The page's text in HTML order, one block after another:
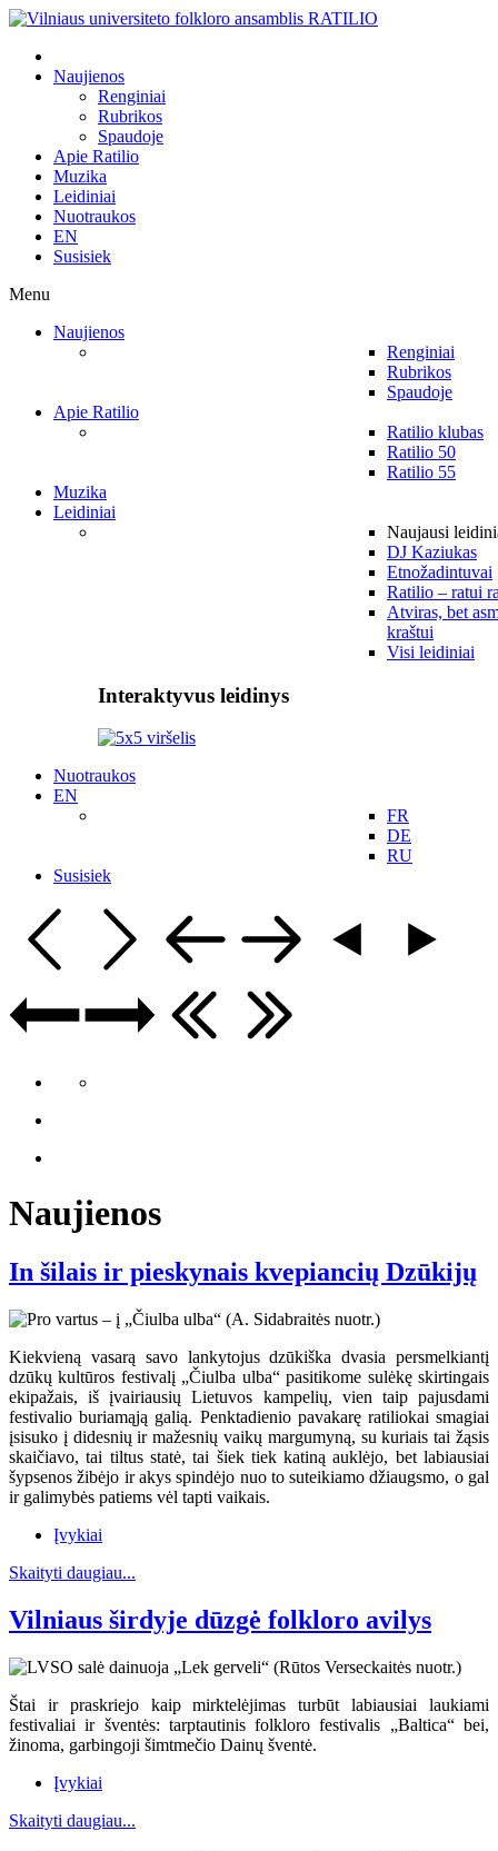
Naujienos
Renginiai
Rubrikos
Spaudoje
Apie Ratilio
Muzika
Leidiniai
Nuotraukos
EN
Susisiek
Menu
Naujienos
Renginiai
Rubrikos
Spaudoje
Apie Ratilio
Ratilio klubas
Ratilio 50
Ratilio 55
Muzika
Leidiniai
Naujausi
DJ Kaziukas
Etnožadintuvai
Ratilio – ratui
Atviras, bet
kraštui
Visi leidiniai
Interaktyvus leidinys
Nuotraukos
EN
FR
DE
RU
Susisiek
Naujienos
In šilais ir pieskynais kvepiancių Dzūkijų
Kiekvieną vasarą savo lankytojus dzūkiška dvasia persmelkiantį
dzūkų kultūros festivalį „Čiulba ulba“ pasitikome sulėkę skirtingais
ekipažais, iš įvairiausių Lietuvos kampelių, vien taip pajusdami
festivalio buriamąją galią. Penktadienio pavakarę ratiliokai smagiai
įsisuko į didesnių ir mažesnių vaikų margumyną, su kuriais tai žąsis
skaičiavo, tai tiltus statė, tai šiek tiek katiną auklėjo, bet labiausiai
šypsenos žibėjo ir akys spindėjo nuo to suteikiamo džiaugsmo, o gal
ir galimybės patiems vėl tapti vaikais.
Įvykiai
Skaityti daugiau...
Vilniaus širdyje dūzgė folkloro avilys
Štai ir praskriejo kaip mirktelėjimas turbūt labiausiai laukiami
festivaliai ir šventės: tarptautinis folkloro festivalis „Baltica“ bei,
žinoma, garbingoji šimtmečio Dainų šventė.
Įvykiai
Skaityti daugiau...